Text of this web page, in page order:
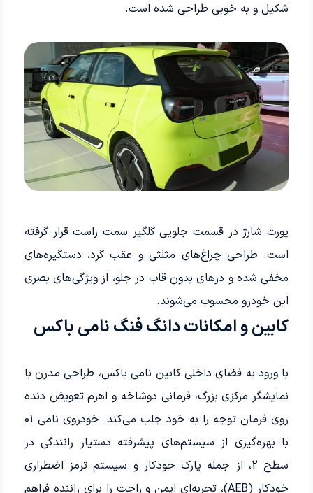
شکیل و به خوبی طراحی شده است.
پورت شارژ در قسمت جلویی گلگیر سمت راست قرار گرفته
است. طراحی چراغ‌های مثلثی و عقب گرد، دستگیره‌های
مخفی شده و درهای بدون قاب در جلو، از ویژگی‌های بصری
این خودرو محسوب می‌شوند.
کابین و امکانات دانگ فنگ نامی باکس
با ورود به فضای داخلی کابین نامی باکس، طراحی مدرن با
نمایشگر مرکزی بزرگ، فرمانی دوشاخه و اهرم تعویض دنده
روی فرمان توجه را به خود جلب می‌کند. خودروی نامی 01
با بهره‌گیری از سیستم‌های پیشرفته دستیار رانندگی در
سطح 2، از جمله پارک خودکار و سیستم ترمز اضطراری
خودکار (AEB)، تجربه‌ای ایمن و راحت را برای راننده فراهم